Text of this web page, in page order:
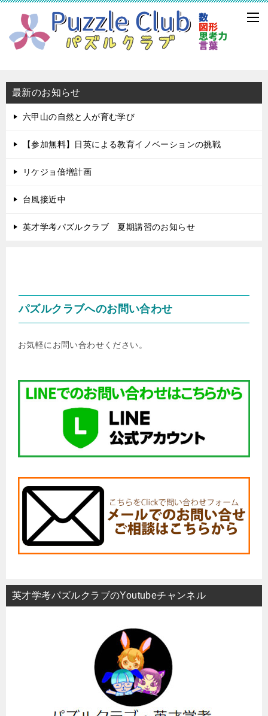
最新のお知らせ
六甲山の自然と人が育む学び
【参加無料】日英による教育イノベーションの挑戦
リケジョ倍増計画
台風接近中
英才学考パズルクラブ 夏期講習のお知らせ
パズルクラブへのお問い合わせ
お気軽にお問い合わせください。
英才学考パズルクラブのYoutubeチャンネル